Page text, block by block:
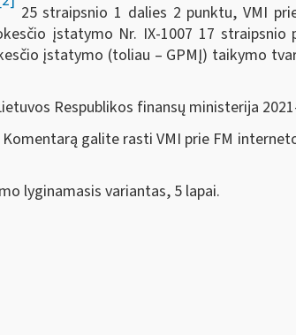
25 straipsnio 1 dalies 2 punktu, VMI
įstatymo Nr. IX-1007 17
įstatymo (toliau – GPMĮ) taikymo
Respublikos finansų ministerija
galite rasti VMI prie FM
lyginamasis variantas, 5 lapai.
patarėja